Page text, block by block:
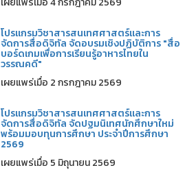
โปรแกรมวิชาสารสนเทศศาสตร์และการ
จัดการสื่อดิจิทัล จัดอบรมเชิงปฏิบัติการ "สื่อ
บอร์ดเกมเพื่อการเรียนรู้อาหารไทยใน
วรรณคดี"
เผยแพร่เมื่อ 2 กรกฎาคม 2569
โปรแกรมวิชาสารสนเทศศาสตร์และการ
จัดการสื่อดิจิทัล จัดปฐมนิเทศนักศึกษาใหม่
พร้อมมอบทุนการศึกษา ประจำปีการศึกษา
2569
เผยแพร่เมื่อ 5 มิถุนายน 2569